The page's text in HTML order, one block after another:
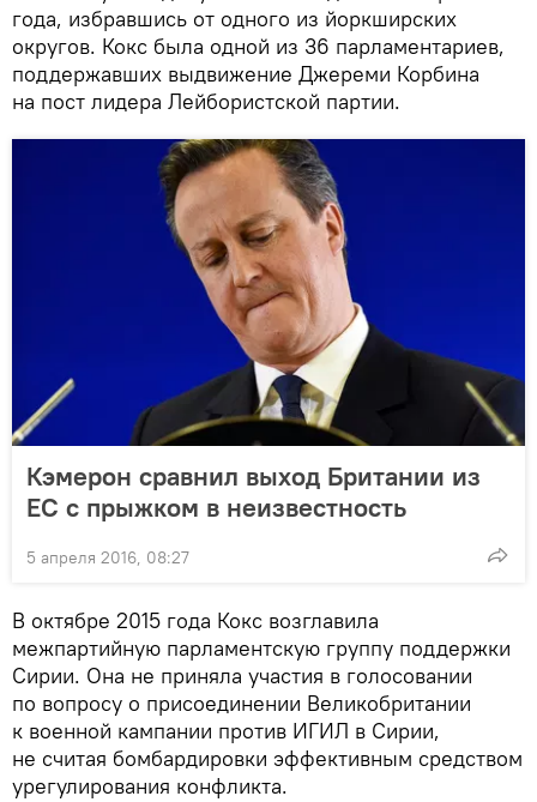
года, избравшись от одного из йоркширских
округов. Кокс была одной из 36 парламентариев,
поддержавших выдвижение Джереми Корбина
на пост лидера Лейбористской партии.
Кэмерон сравнил выход Британии из
ЕС с прыжком в неизвестность
5 апреля 2016, 08:27
В октябре 2015 года Кокс возглавила
межпартийную парламентскую группу поддержки
Сирии. Она не приняла участия в голосовании
по вопросу о присоединении Великобритании
к военной кампании против ИГИЛ в Сирии,
не считая бомбардировки эффективным средством
урегулирования конфликта.